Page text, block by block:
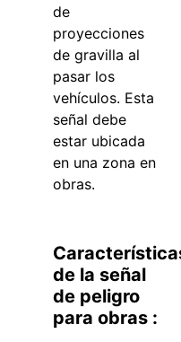
de
proyecciones
de gravilla al
pasar los
vehículos. Esta
señal debe
estar ubicada
en una zona en
obras.
de la señal
de peligro
para obras :